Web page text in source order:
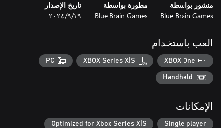
Use the mysterious Oculus Perpetua to change the past,
Find new ways to interact with the beautiful, handcrafted world
around you. Control Giacomo's actions even more intuitively
Explore breathtaking new locations in Italy and beyond. Search
منشور بواسطة
Blue Brain Games
مطورة بواسطة
Blue Brain Games
تاريخ الإصدار
١٩‏/٩‏/٢٠٢٤
العب باستخدام
XBOX One
XBOX Series X|S
PC
Handheld
الإمكانات
Single player
Optimized for Xbox Series X|S